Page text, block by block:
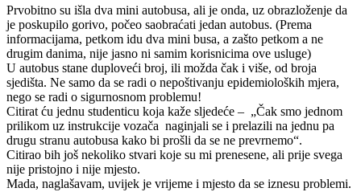
Prvobitno su išla dva mini autobusa, ali je onda, uz obrazloženje da
je poskupilo gorivo, počeo saobraćati jedan autobus. (Prema
informacijama, petkom idu dva mini busa, a zašto petkom a ne
drugim danima, nije jasno ni samim korisnicima ove usluge)
U autobus stane duploveći broj, ili možda čak i više, od broja
sjedišta. Ne samo da se radi o nepoštivanju epidemioloških mjera,
nego se radi o sigurnosnom problemu!
Citirat ću jednu studenticu koja kaže sljedeće – „Čak smo jednom
prilikom uz instrukcije vozača naginjali se i prelazili na jednu pa
drugu stranu autobusa kako bi prošli da se ne prevrnemo“.
Citirao bih još nekoliko stvari koje su mi prenesene, ali prije svega
nije pristojno i nije mjesto.
Mada, naglašavam, uvijek je vrijeme i mjesto da se iznesu problemi.